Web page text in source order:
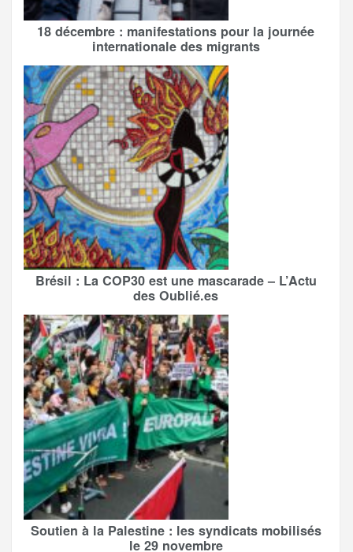
18 décembre : manifestations pour la journée
internationale des migrants
Brésil : La COP30 est une mascarade – L’Actu
des Oublié.es
Soutien à la Palestine : les syndicats mobilisés
le 29 novembre